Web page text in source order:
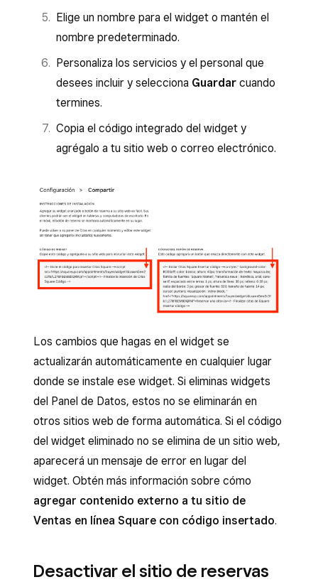
Elige un nombre para el widget o mantén el
nombre predeterminado.
Personaliza los servicios y el personal que
desees incluir y selecciona Guardar cuando
termines.
Copia el código integrado del widget y
agrégalo a tu sitio web o correo electrónico.
Los cambios que hagas en el widget se
actualizarán automáticamente en cualquier lugar
donde se instale ese widget. Si eliminas widgets
del Panel de Datos, estos no se eliminarán en
otros sitios web de forma automática. Si el código
del widget eliminado no se elimina de un sitio web,
aparecerá un mensaje de error en lugar del
widget. Obtén más información sobre cómo
agregar contenido externo a tu sitio de
Ventas en línea Square con código insertado.
Desactivar el sitio de reservas